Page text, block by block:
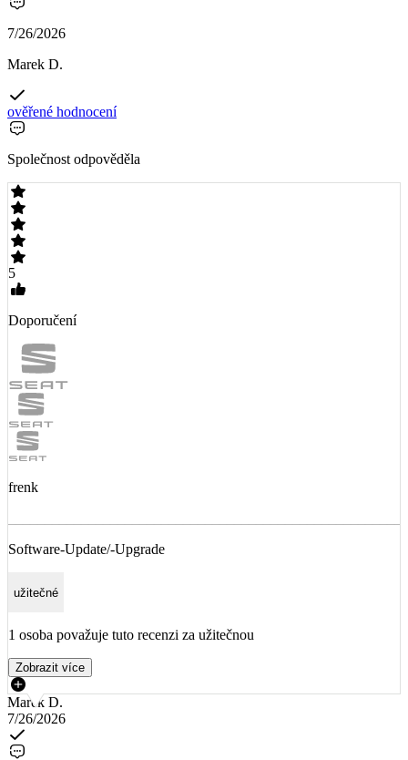
7/26/2026
Marek D.
ověřené hodnocení
Společnost odpověděla
5
Doporučení
frenk
Software-Update/-Upgrade
užitečné
1 osoba považuje tuto recenzi za užitečnou
Zobrazit více
Marek D.
7/26/2026